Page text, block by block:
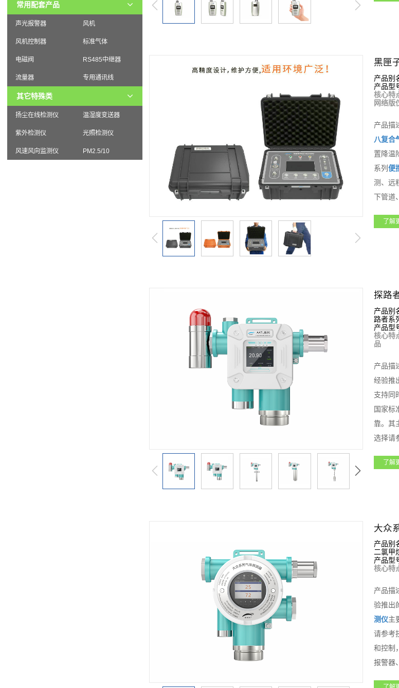
常用配套产品
声光报警器 风机
风机控制器 标准气体
电磁阀 RS485中继器
流量器 专用通讯线
其它特殊类
扬尘在线检测仪 温湿度变送器
紫外检测仪 光照检测仪
风速风向监测仪 PM2.5/10
黑匣
产品别
产品型
核心特
网络版
产品描
八复合
置降温
系列 便
测、远
下管道
了解
探路
产品别
路者系
产品型
核心特
品
产品描
经验推
支持同
国家标
靠。其
选择请
3组继
了解
大众
产品别
二氯甲
产品型
核心特
产品描
验推出
测仪主
请参考
和控制
报警器